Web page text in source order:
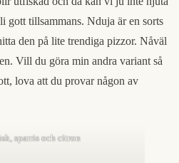
gott tillsammans. Nduja är en sorts
den på lite trendiga pizzor. Nåväl
Vill du göra min andra variant så
lova att du provar någon av
sparris och citron